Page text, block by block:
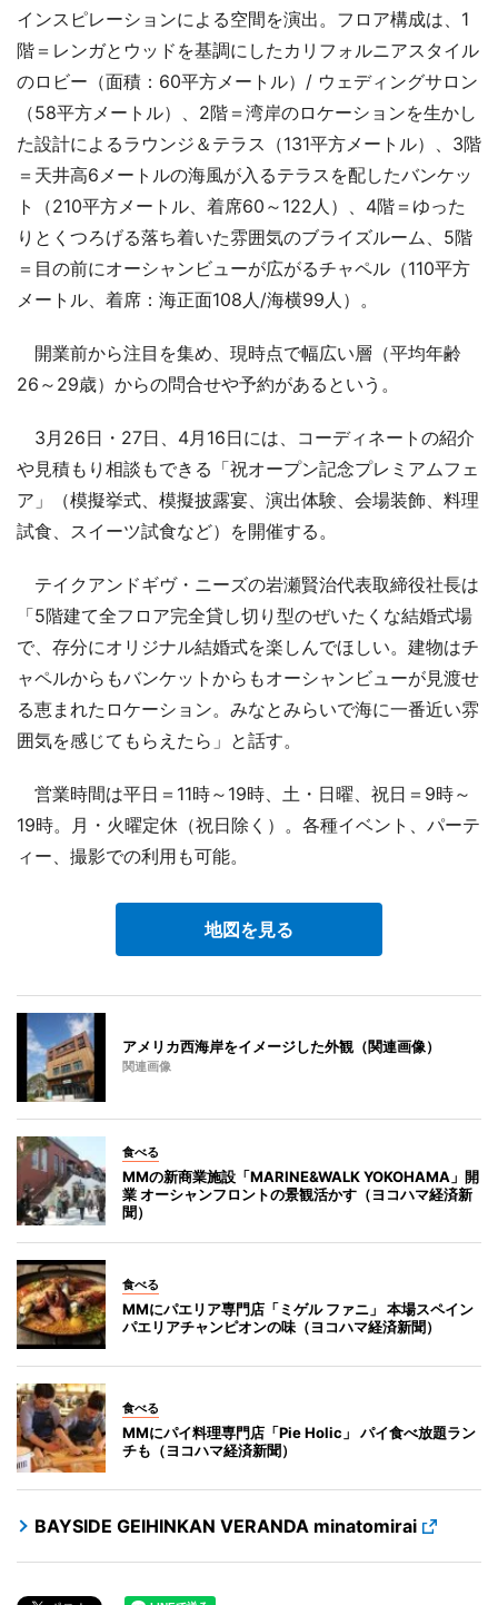
インスピレーションによる空間を演出。フロア構成は、1
階＝レンガとウッドを基調にしたカリフォルニアスタイル
のロビー（面積：60平方メートル）/ ウェディングサロン
（58平方メートル）、2階＝湾岸のロケーションを生かし
た設計によるラウンジ＆テラス（131平方メートル）、3階
＝天井高6メートルの海風が入るテラスを配したバンケッ
ト（210平方メートル、着席60～122人）、4階＝ゆった
りとくつろげる落ち着いた雰囲気のブライズルーム、5階
＝目の前にオーシャンビューが広がるチャペル（110平方
メートル、着席：海正面108人/海横99人）。
開業前から注目を集め、現時点で幅広い層（平均年齢
26～29歳）からの問合せや予約があるという。
3月26日・27日、4月16日には、コーディネートの紹介
や見積もり相談もできる「祝オープン記念プレミアムフェ
ア」（模擬挙式、模擬披露宴、演出体験、会場装飾、料理
試食、スイーツ試食など）を開催する。
テイクアンドギヴ・ニーズの岩瀬賢治代表取締役社長は
「5階建て全フロア完全貸し切り型のぜいたくな結婚式場
で、存分にオリジナル結婚式を楽しんでほしい。建物はチ
ャペルからもバンケットからもオーシャンビューが見渡せ
る恵まれたロケーション。みなとみらいで海に一番近い雰
囲気を感じてもらえたら」と話す。
営業時間は平日＝11時～19時、土・日曜、祝日＝9時～
19時。月・火曜定休（祝日除く）。各種イベント、パーテ
ィー、撮影での利用も可能。
地図を見る
アメリカ西海岸をイメージした外観（関連画像）
関連画像
食べる
MMの新商業施設「MARINE&WALK YOKOHAMA」開
業 オーシャンフロントの景観活かす（ヨコハマ経済新
聞）
食べる
MMにパエリア専門店「ミゲル ファニ」 本場スペイン
パエリアチャンピオンの味（ヨコハマ経済新聞）
食べる
MMにパイ料理専門店「Pie Holic」 パイ食べ放題ラン
チも（ヨコハマ経済新聞）
BAYSIDE GEIHINKAN VERANDA minatomirai